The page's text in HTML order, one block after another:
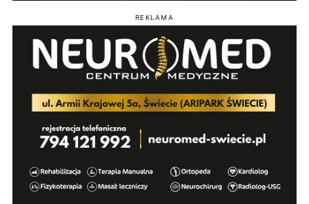
REKLAMA